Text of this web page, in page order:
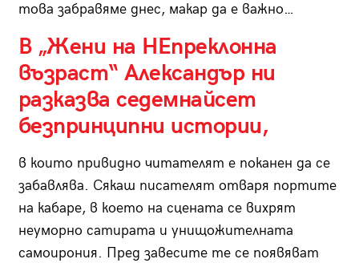
това забравяме днес, макар да е важно…
В „Жени на НЕпреклонна
възраст“ Александър ни
разказва седемнайсет
безпринципни истории,
в които привидно читателят е поканен да се
забавлява. Сякаш писателят отваря портите
на кабаре, в което на сцената се вихрят
неуморно сатирата и унищожителната
самоирония. Пред завесите те се появяват